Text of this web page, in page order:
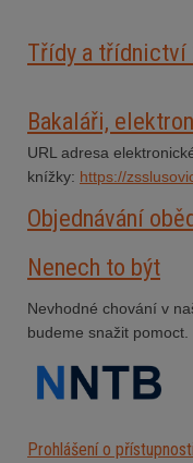
Třídy a třídnictví
Bakaláři,
URL adresa
knížky: https://
Objednávání
Nenech to být
Nevhodné chování v
budeme snažit pomoct.
Prohlášení o přístupnosti